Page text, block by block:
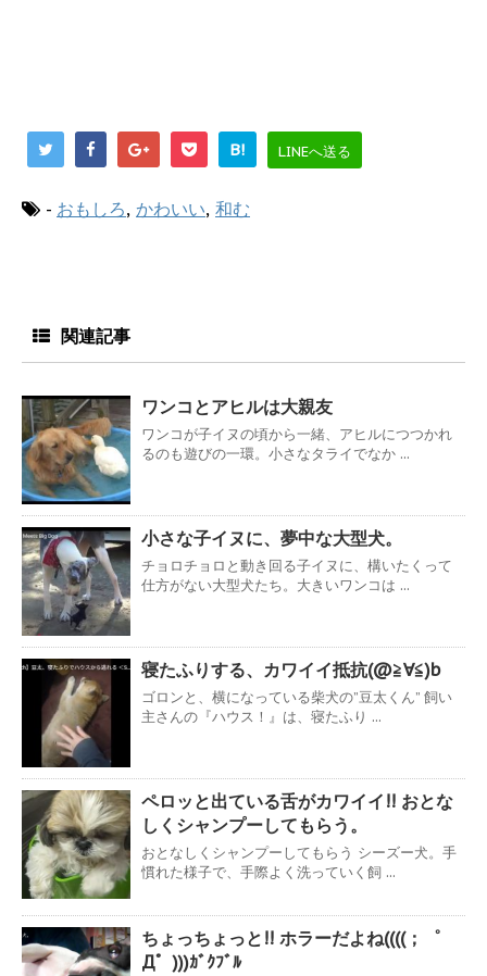
B! LINEへ送る
- おもしろ, かわいい, 和む
関連記事
ワンコとアヒルは大親友
ワンコが子イヌの頃から一緒、アヒルにつつかれ
るのも遊びの一環。小さなタライでなか ...
小さな子イヌに、夢中な大型犬。
チョロチョロと動き回る子イヌに、構いたくって
仕方がない大型犬たち。大きいワンコは ...
寝たふりする、カワイイ抵抗(@≧∀≦)b
ゴロンと、横になっている柴犬の”豆太くん” 飼い
主さんの『ハウス！』は、寝たふり ...
ペロッと出ている舌がカワイイ!! おとな
しくシャンプーしてもらう。
おとなしくシャンプーしてもらう シーズー犬。手
慣れた様子で、手際よく洗っていく飼 ...
ちょっちょっと!! ホラーだよね((((；゜
Д゜)))ｶﾞｸﾌﾞﾙ